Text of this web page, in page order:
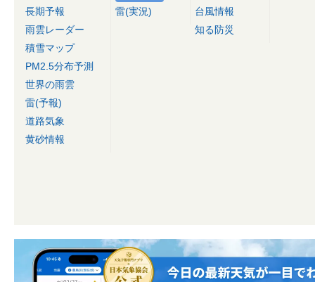
長期予報
雨雲レーダー
積雪マップ
PM2.5分布予測
世界の雨雲
雷(予報)
道路気象
黄砂情報
雷(実況)
台風情報
知る防災